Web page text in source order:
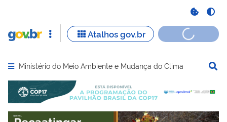
Abrir menu principal de navegação
Ministério do Meio Ambiente e Mudança do Clima
Serviços mais acessados do govbr Serviços